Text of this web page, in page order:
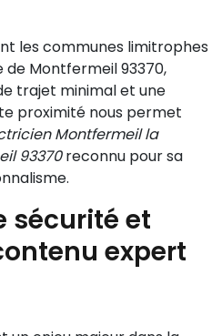
les communes limitrophes
Montfermeil 93370,
trajet minimal et une
proximité nous permet
Montfermeil la
93370reconnu pour sa
sécurité et
expert